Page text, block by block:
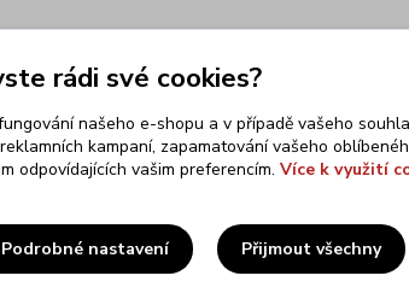
rádi své cookies?
našeho e-shopu a v případě vašeho
kampaní, zapamatování vašeho
odpovídajících vašim preferencím. Více k využití
Podrobné nastavení Přijmout všechny